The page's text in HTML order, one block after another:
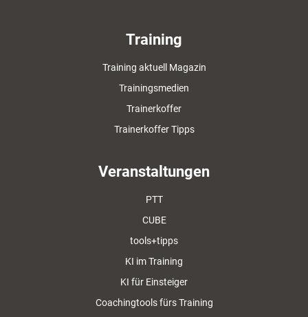
Training
Training aktuell Magazin
Trainingsmedien
Trainerkoffer
Trainerkoffer Tipps
Veranstaltungen
PTT
CUBE
tools+tipps
KI im Training
KI für Einsteiger
Coachingtools fürs Training